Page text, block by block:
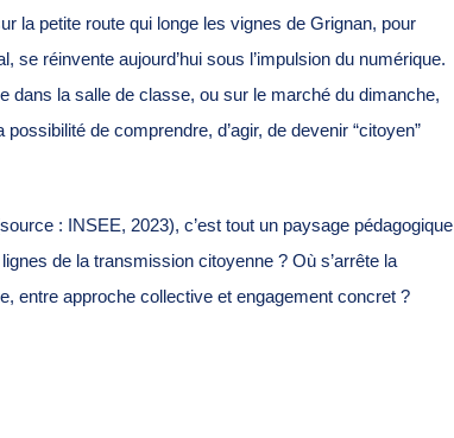
la petite route qui longe les vignes de Grignan, pour
réinvente aujourd’hui sous l’impulsion du numérique.
dans la salle de classe, ou sur le marché du dimanche,
de comprendre, d’agir, de devenir “citoyen”
: INSEE, 2023), c’est tout un paysage pédagogique
de la transmission citoyenne ? Où s’arrête la
entre approche collective et engagement concret ?